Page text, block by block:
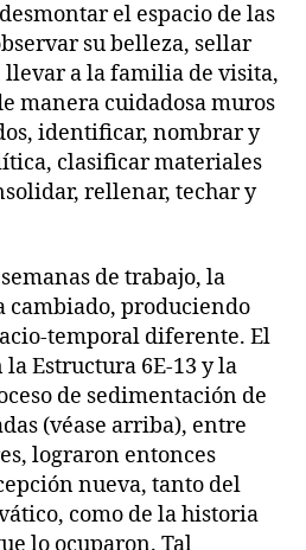
el espacio de las
su belleza, sellar
llevar a la familia de visita,
manera cuidadosa muros
identificar, nombrar y
clasificar materiales
rellenar, techar y
de trabajo, la
cambiado, produciendo
temporal diferente. El
Estructura 6E-13 y la
de sedimentación de
(véase arriba), entre
lograron entonces
nueva, tanto del
como de la historia